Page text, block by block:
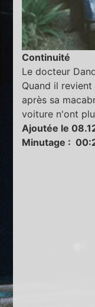
Continuité
Le docteur
Quand il
après sa
voiture n'ont
Ajoutée le
Minutage :